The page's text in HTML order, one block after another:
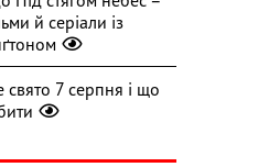
й серіали із
свято 7 серпня і що